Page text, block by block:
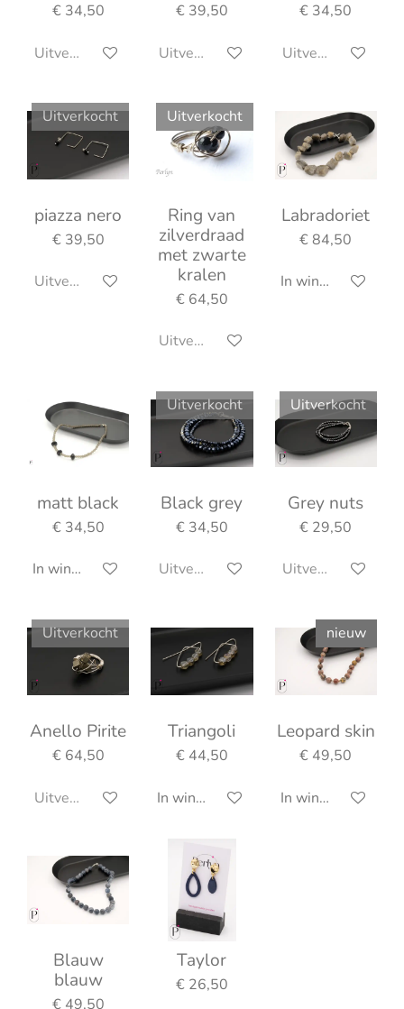
€ 34,50
Uitverkocht
€ 39,50
Uitverkocht
€ 34,50
Uitverkocht
Uitverkocht
piazza nero
€ 39,50
Uitverkocht
Uitverkocht
Ring van
zilverdraad
met zwarte
kralen
€ 64,50
Uitverkocht
Labradoriet
€ 84,50
In winkelwagen
matt black
€ 34,50
In winkelwagen
Uitverkocht
Black grey
€ 34,50
Uitverkocht
Uitverkocht
Grey nuts
€ 29,50
Uitverkocht
Uitverkocht
Anello Pirite
€ 64,50
Uitverkocht
Triangoli
€ 44,50
In winkelwagen
nieuw
Leopard skin
€ 49,50
In winkelwagen
Blauw
blauw
€ 49,50
Taylor
€ 26,50